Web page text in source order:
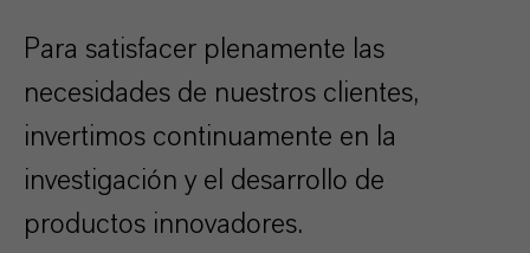
Para satisfacer plenamente las
necesidades de nuestros clientes,
invertimos continuamente en la
investigación y el desarrollo de
productos innovadores.